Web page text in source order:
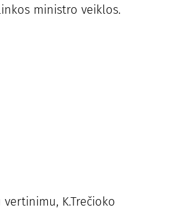
ministro veiklos.
K.Trečioko